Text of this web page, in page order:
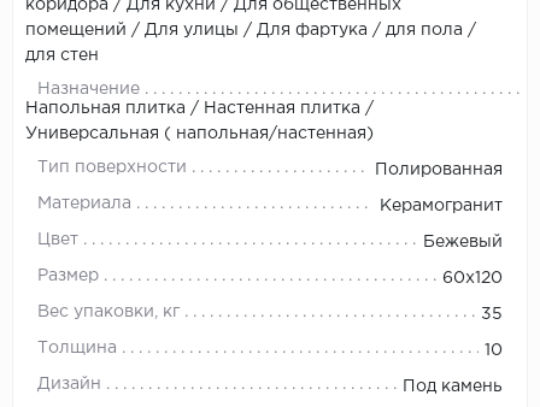
коридора / Для кухни / Для общественных
помещений / Для улицы / Для фартука / для пола /
для стен
Назначение
Напольная плитка / Настенная плитка /
Универсальная ( напольная/настенная)
Тип поверхности Полированная
Материала Керамогранит
Цвет Бежевый
Размер 60x120
Вес упаковки, кг 35
Толщина 10
Дизайн Под камень